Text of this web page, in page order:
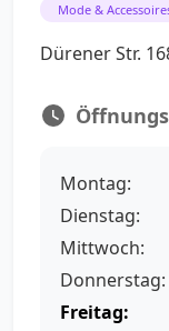
Mode &
Dürener Str.
Montag:
Dienstag:
Mittwoch:
Donnerstag:
Freitag: